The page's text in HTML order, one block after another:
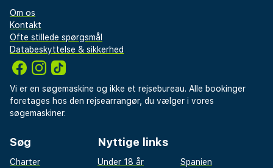
Om os
Kontakt
Ofte stillede spørgsmål
Databeskyttelse & sikkerhed
Vi er en søgemaskine og ikke et rejsebureau. Alle bookinger
foretages hos den rejsearrangør, du vælger i vores
søgemaskiner.
Søg
Charter
Nyttige links
Under 18 år
Spanien